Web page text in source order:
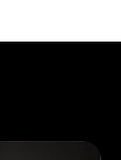
Andy, no